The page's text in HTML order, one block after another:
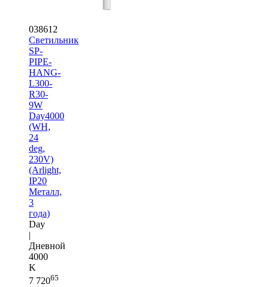
038612
Светильник
SP-
PIPE-
HANG-
L300-
R30-
9W
Day4000
(WH,
24
deg,
230V)
(Arlight,
IP20
Металл,
3
года)
Day
|
Дневной
4000
K
7 72065